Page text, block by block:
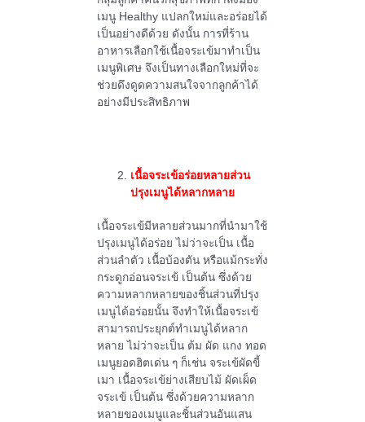
เมนู Healthy แปลกใหม่และอร่อยได้
เป็นอย่างดีด้วย ดังนั้น การที่ร้าน
อาหารเลือกใช้เนื้อจระเข้มาทำเป็น
เมนูพิเศษ จึงเป็นทางเลือกใหม่ที่จะ
ช่วยดึงดูดความสนใจจากลูกค้าได้
อย่างมีประสิทธิภาพ
เนื้อจระเข้อร่อยหลายส่วน
ปรุงเมนูได้หลากหลาย
เนื้อจระเข้มีหลายส่วนมากที่นำมาใช้
ปรุงเมนูได้อร่อย ไม่ว่าจะเป็น เนื้อ
ส่วนลำตัว เนื้อบ้องตัน หรือแม้กระทั่ง
กระดูกอ่อนจระเข้ เป็นต้น ซึ่งด้วย
ความหลากหลายของชิ้นส่วนที่ปรุง
เมนูได้อร่อยนั้น จึงทำให้เนื้อจระเข้
สามารถประยุกต์ทำเมนูได้หลาก
หลาย ไม่ว่าจะเป็น ต้ม ผัด แกง ทอด
เมนูยอดฮิตเด่น ๆ ก็เช่น จระเข้ผัดขี้
เมา เนื้อจระเข้ย่างเสียบไม้ ผัดเผ็ด
จระเข้ เป็นต้น ซึ่งด้วยความหลาก
หลายของเมนูและชิ้นส่วนอันแสน